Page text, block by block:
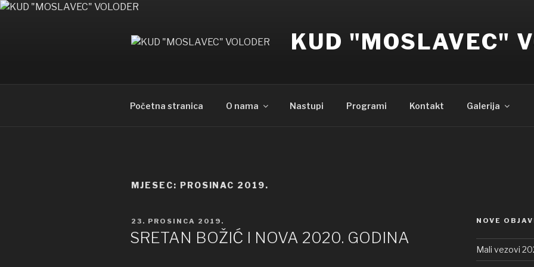
Preskoči
KUD "MOSLAVEC"
Početna stranica O nama Nastupi Programi Kontakt Galerija
MJESEC: PROSINAC 2019.
OBJAVLJENO
23. PROSINCA 2019.
SRETAN BOŽIĆ I NOVA 2020. GODINA
NOVE
Mali vezovi